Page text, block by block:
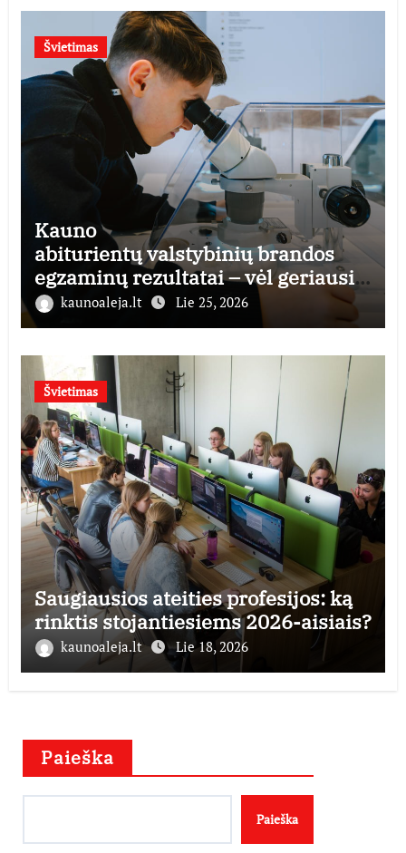
Švietimas
Kauno
abiturientų valstybinių brandos
egzaminų rezultatai – vėl geriausi
šalyjekaunoaleja.lt Lie 25, 2026
Švietimas
Saugiausios ateities profesijos: ką
rinktis stojantiesiems 2026-aisiais?
kaunoaleja.lt Lie 18, 2026
Paieška
Paieška